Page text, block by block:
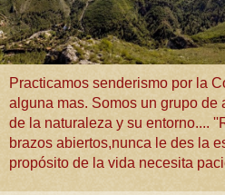
Practicamos senderismo por la
alguna mas. Somos un grupo de
de la naturaleza y su entorno....
brazos abiertos,nunca le des la
propósito de la vida necesita